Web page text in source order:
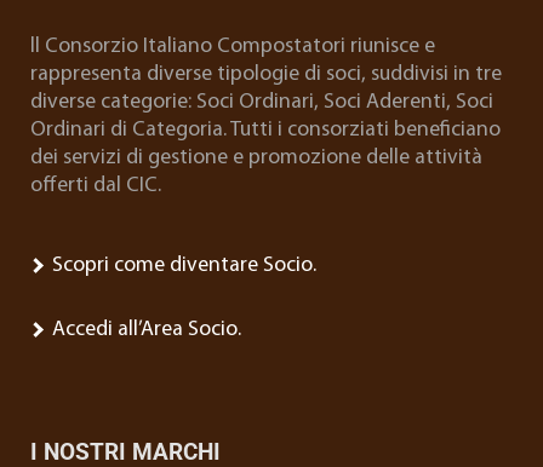
ll Consorzio Italiano Compostatori riunisce e
rappresenta diverse tipologie di soci, suddivisi in tre
diverse categorie: Soci Ordinari, Soci Aderenti, Soci
Ordinari di Categoria. Tutti i consorziati beneficiano
dei servizi di gestione e promozione delle attività
offerti dal CIC.
Scopri come diventare Socio.
Accedi all’Area Socio.
I NOSTRI MARCHI